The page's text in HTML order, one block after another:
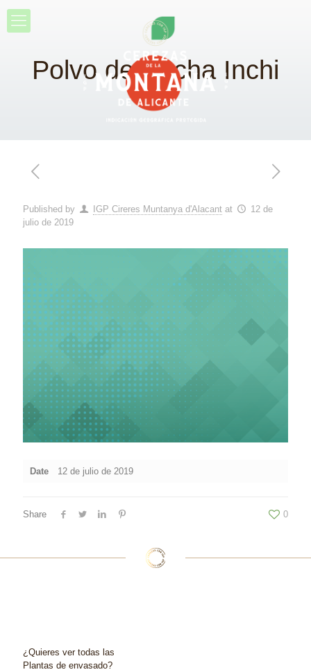
Polvo de Sacha Inchi
Published by IGP Cireres Muntanya d'Alacant at
12 de
julio de 2019
Date 12 de julio de 2019
Share 0
¿Quieres ver todas las
Plantas de envasado?